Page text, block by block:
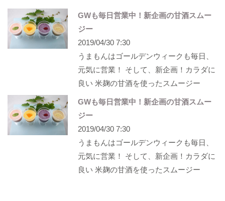
GWも毎日営業中！新企画の甘酒スムー
ジー
2019/04/30 7:30
うまもんはゴールデンウィークも毎日、
元気に営業！ そして、新企画！カラダに
良い 米麹の甘酒を使ったスムージー
GWも毎日営業中！新企画の甘酒スムー
ジー
2019/04/30 7:30
うまもんはゴールデンウィークも毎日、
元気に営業！ そして、新企画！カラダに
良い 米麹の甘酒を使ったスムージー